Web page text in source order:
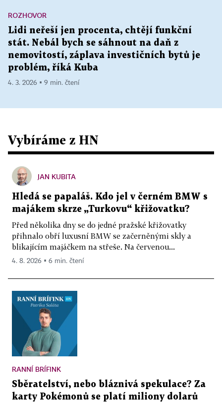
ROZHOVOR
Lidi neřeší jen procenta, chtějí funkční
stát. Nebál bych se sáhnout na daň z
nemovitostí, záplava investičních bytů je
problém, říká Kuba
4. 3. 2026 ▪ 9 min. čtení
Vybíráme z HN
JAN KUBITA
Hledá se papaláš. Kdo jel v černém BMW s
majákem skrze „Turkovu“ křižovatku?
Před několika dny se do jedné pražské křižovatky
přihnalo obří luxusní BMW se začerněnými skly a
blikajícím majáčkem na střeše. Na červenou...
4. 8. 2026 ▪ 6 min. čtení
RANNÍ BRÍFINK
Sběratelství, nebo bláznivá spekulace? Za
karty Pokémonů se platí miliony dolarů